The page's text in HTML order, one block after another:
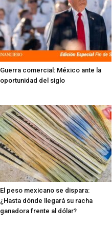
Guerra comercial: México ante la
oportunidad del siglo
El peso mexicano se dispara:
¿Hasta dónde llegará su racha
ganadora frente al dólar?